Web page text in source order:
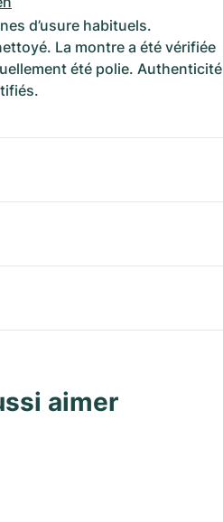
d’usure habituels.
La montre a été vérifiée
été polie. Authenticité
aimer